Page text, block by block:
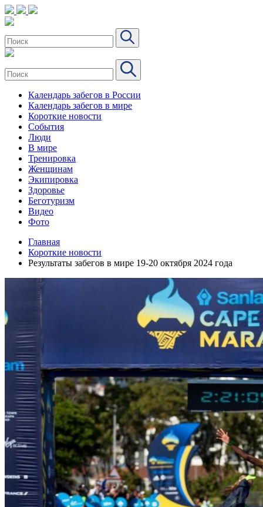
Календарь забегов в России
Календарь забегов в мире
Короткие новости
События
Люди
В мире
Тренировка
Женщинам
Экипировка
Здоровье
Беготуризм
Видео
Фото
Главная
Короткие новости
Результаты забегов в мире 19-20 октября 2024 года